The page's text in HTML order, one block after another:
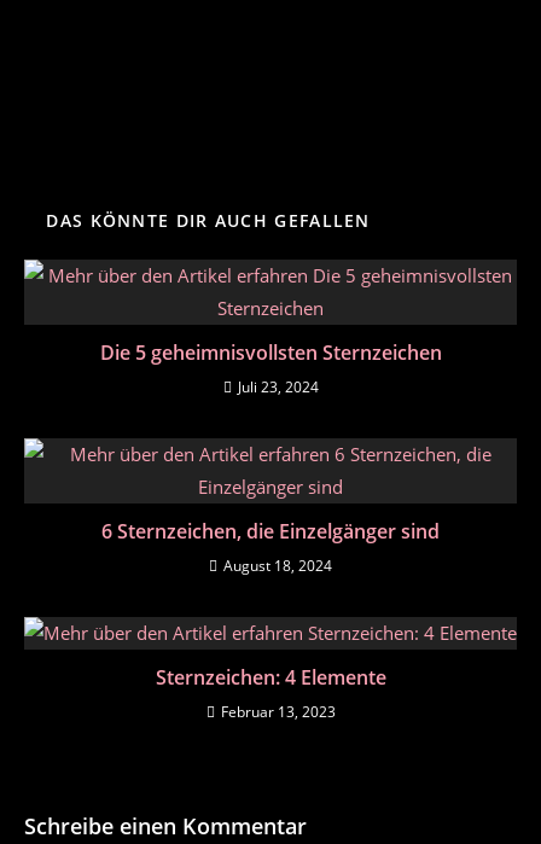
DAS KÖNNTE DIR AUCH GEFALLEN
Die 5 geheimnisvollsten Sternzeichen
Juli 23, 2024
6 Sternzeichen, die Einzelgänger sind
August 18, 2024
Sternzeichen: 4 Elemente
Februar 13, 2023
Schreibe einen Kommentar